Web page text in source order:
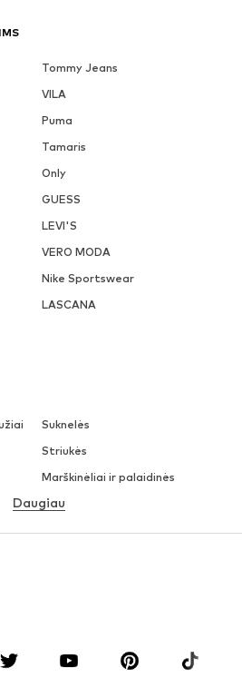
Tommy Jeans
VILA
Puma
Tamaris
Only
GUESS
LEVI'S
VERO MODA
Nike Sportswear
LASCANA
Suknelės
Striukės
Marškinėliai ir palaidinės
Apatiniai
Palaidinės ir tunikos
Premium
Daugiau